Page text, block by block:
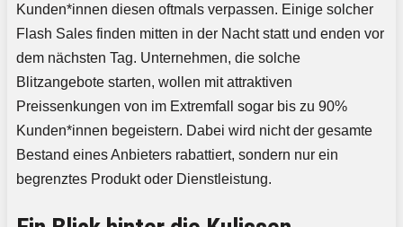
Kunden*innen diesen oftmals verpassen. Einige solcher
Flash Sales finden mitten in der Nacht statt und enden vor
dem nächsten Tag. Unternehmen, die solche
Blitzangebote starten, wollen mit attraktiven
Preissenkungen von im Extremfall sogar bis zu 90%
Kunden*innen begeistern. Dabei wird nicht der gesamte
Bestand eines Anbieters rabattiert, sondern nur ein
begrenztes Produkt oder Dienstleistung.